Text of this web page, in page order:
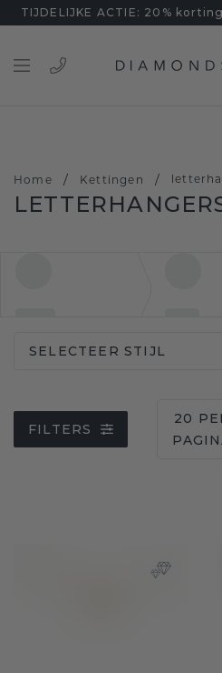
TIJDELIJKE ACTIE: 20%
Home / Kettingen /
SELECTEER STIJL
FILTERS
20